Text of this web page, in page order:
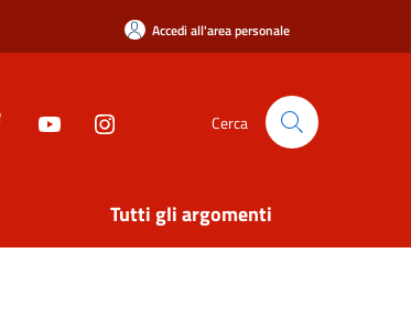
Accedi all'area personale
Cerca
Tutti gli argomenti